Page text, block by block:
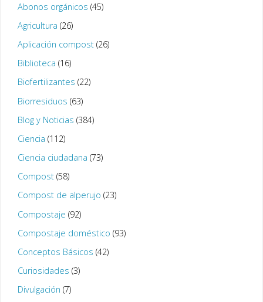
Abonos orgánicos (45)
Agricultura (26)
Aplicación compost(26)
Biblioteca (16)
Biofertilizantes (22)
Biorresiduos (63)
Blog y Noticias (384)
Ciencia (112)
Ciencia ciudadana (73)
Compost(58)
Compost de alperujo (23)
Compostaje (92)
Compostaje doméstico (93)
Conceptos Básicos (42)
Curiosidades (3)
Divulgación (7)